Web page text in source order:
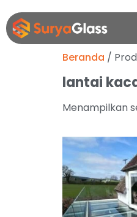
Beranda /
lantai
Menampilkan